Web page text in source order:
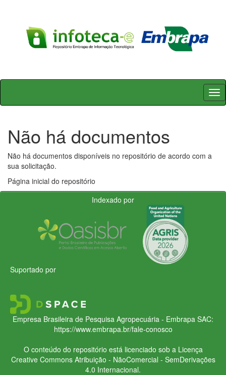
Skip
Não há documentos
Não há documentos disponíveis no repositório de acordo com a
sua solicitação.
Página inicial do repositório
Indexado por
Suportado por
Empresa Brasileira de Pesquisa Agropecuária - Embrapa SAC:
https://www.embrapa.br/fale-conosco
O conteúdo do repositório está licenciado sob a Licença
Creative CommonsAtribuição - NãoComercial - SemDerivações
4.0 Internacional.